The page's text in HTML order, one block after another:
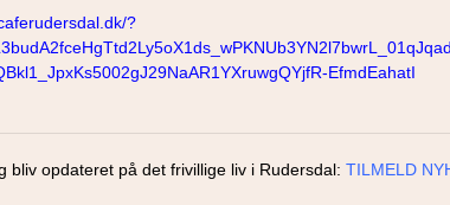
?
EfmdEahatI
bliv opdateret på det frivillige liv i Rudersdal: TILMELD